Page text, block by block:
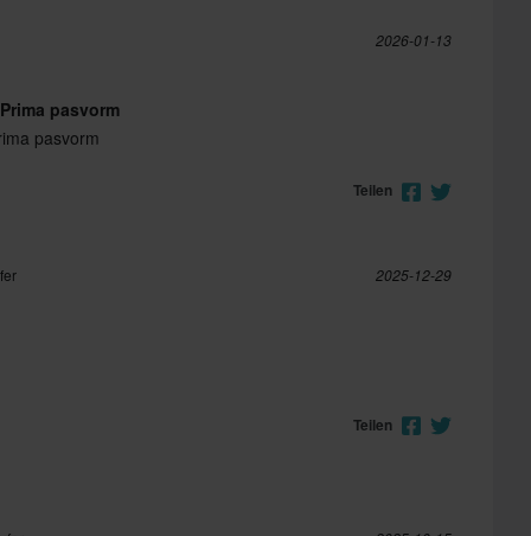
2026-01-13
pasvorm
pasvorm
Teilen
2025-12-29
Teilen